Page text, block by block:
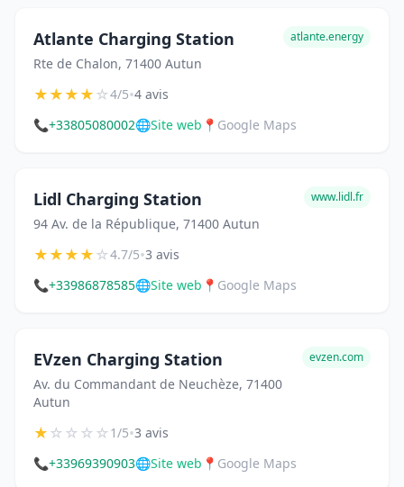
Atlante Charging Station
Rte de Chalon, 71400 Autun
atlante.energy
★★★★☆4/5•4 avis
📞+33805080002🌐Site web 📍 Google Maps
Lidl Charging Station
94 Av. de la République, 71400 Autun
www.lidl.fr
★★★★☆4.7/5•3 avis
📞+33986878585🌐Site web 📍 Google Maps
EVzen Charging Station
Av. du Commandant de Neuchèze, 71400
Autun
evzen.com
★☆☆☆☆1/5•3 avis
📞+33969390903🌐Site web 📍 Google Maps